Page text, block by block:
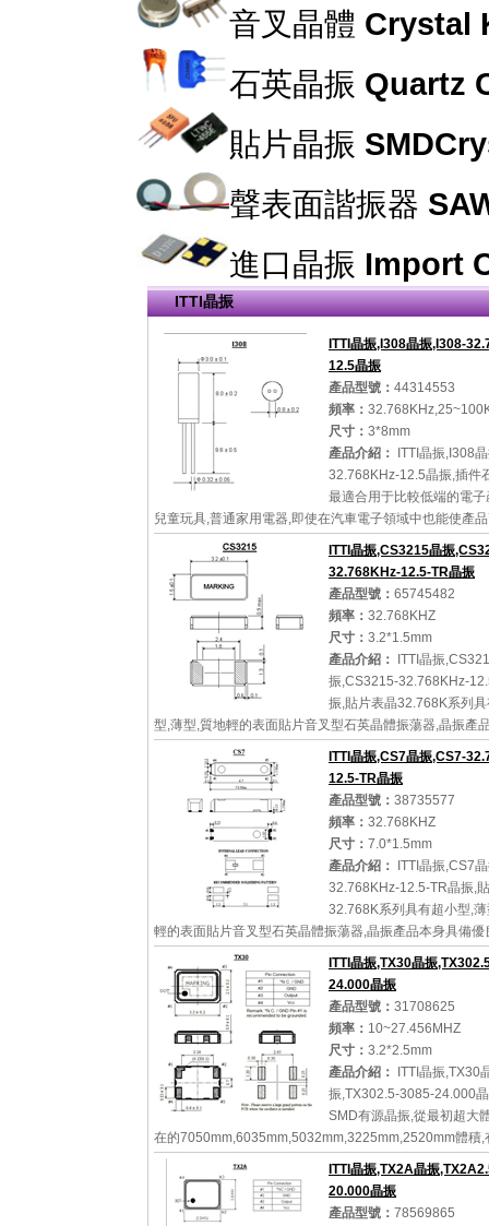
音叉晶體 Crystal
石英晶振 Quartz
貼片晶振
聲表面諧振器
進口晶振 Import
ITTI晶振
ITTI晶振,I308晶振,I308-
12.5晶振
產品型號： 44314553
頻率：
尺寸： 3*8mm
產品介紹：
ITTI晶振,I308
32.768KHz-12.5晶振,插件
最適合用于比較低端的電子
兒童玩具,普通家用電器,即使在汽車電子領域中也能使產
的使用.并且可用于安全控制裝置的CPU時鐘信號發生源
詳細參數 查看大圖
ITTI晶振,CS3215晶振
32.768KHz-12.5-TR晶振
產品型號： 65745482
頻率： 32.768KHZ
尺寸： 3.2*1.5mm
產品介紹：
ITTI晶振
振,CS3215-32.768KHz-
振,貼片表晶32.768K系列
型,薄型,質地輕的表面貼片音叉型石英晶體振蕩器,晶振產
備優良的耐熱性,耐環境特性,在辦公自動化,家電領域,移動
查看大圖
ITTI晶振,CS7晶振,CS7-
12.5-TR晶振
產品型號： 38735577
頻率： 32.768KHZ
尺寸： 7.0*1.5mm
產品介紹：
ITTI晶振,CS7
32.768KHz-12.5-TR晶振,
32.768K系列具有超小型,
輕的表面貼片音叉型石英晶體振蕩器,晶振產品本身具備優
性,耐環境特性,在辦公自動化,家電領域,移動通信領域可發
的...
詳細參數 查看大圖
ITTI晶振,TX30晶振
24.000晶振
產品型號： 31708625
頻率： 10~27.456MHZ
尺寸： 3.2*2.5mm
產品介紹：
ITTI晶振,TX30
振,TX302.5-3085-24.000
SMD有源晶振,從最初超大
在的7050mm,6035mm,5032mm,3225mm,2520mm體積,
覆地的改變,體積的變小也使產品帶來了更高的穩定性能,
英晶體振蕩器,精...
ITTI晶振,TX2A晶振
20.000晶振
產品型號： 78569865